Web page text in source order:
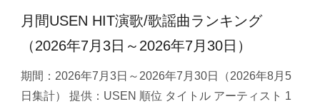
月間USEN HIT演歌/歌謡曲ランキング
（2026年7月3日～2026年7月30日）
期間：2026年7月3日～2026年7月30日（2026年8月5
日集計） 提供：USEN 順位 タイトル アーティスト 1